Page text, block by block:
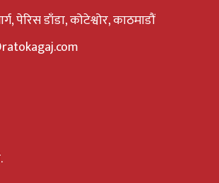
पेरिस डाँडा, कोटेश्वोर, काठमाडौं